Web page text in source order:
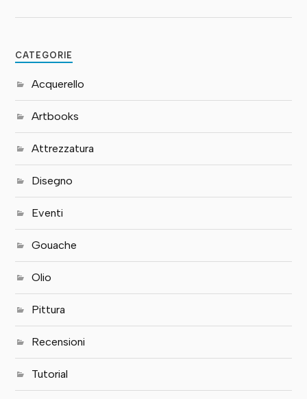
CATEGORIE
Acquerello
Artbooks
Attrezzatura
Disegno
Eventi
Gouache
Olio
Pittura
Recensioni
Tutorial